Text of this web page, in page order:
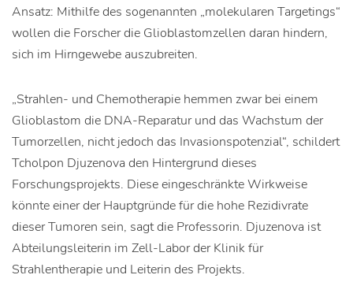
Ansatz: Mithilfe des sogenannten „molekularen Targetings“
wollen die Forscher die Glioblastomzellen daran hindern,
sich im Hirngewebe auszubreiten.
„Strahlen- und Chemotherapie hemmen zwar bei einem
Glioblastom die DNA-Reparatur und das Wachstum der
Tumorzellen, nicht jedoch das Invasionspotenzial“, schildert
Tcholpon Djuzenova den Hintergrund dieses
Forschungsprojekts. Diese eingeschränkte Wirkweise
könnte einer der Hauptgründe für die hohe Rezidivrate
dieser Tumoren sein, sagt die Professorin. Djuzenova ist
Abteilungsleiterin im Zell-Labor der Klinik für
Strahlentherapie und Leiterin des Projekts.